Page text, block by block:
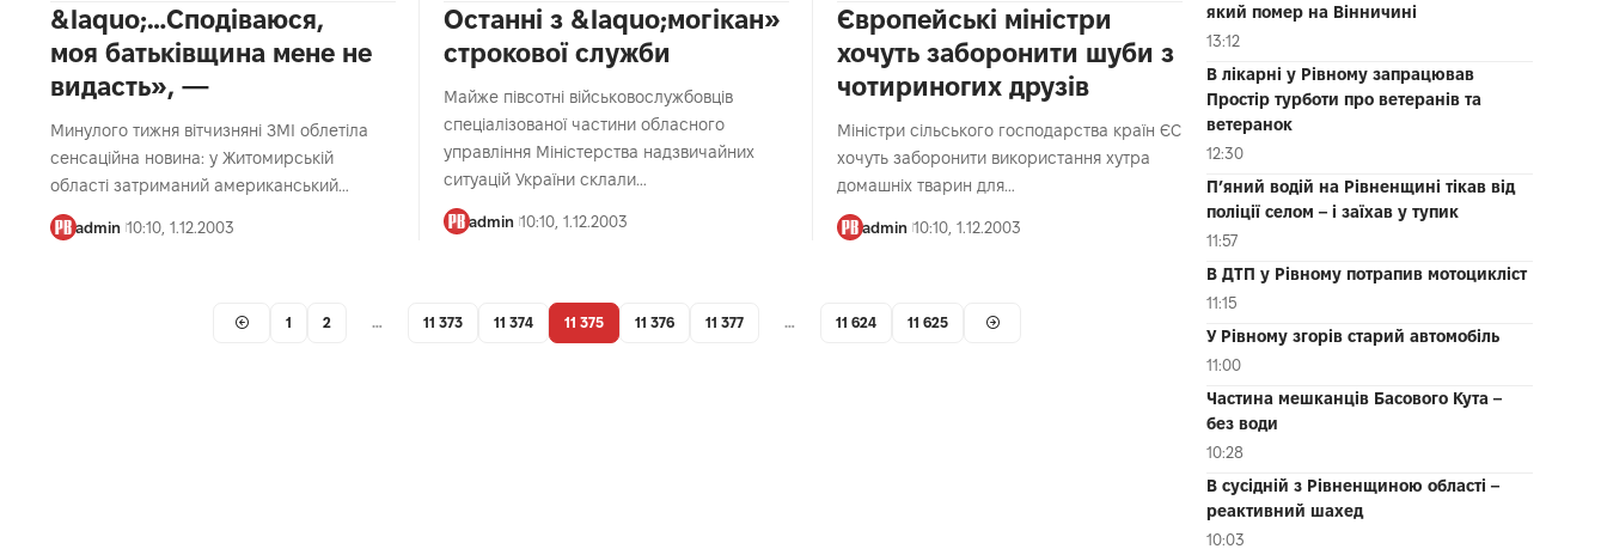
&laquo;…Сподіваюся,
моя батьківщина мене не
видасть», —
Минулого тижня вітчизняні ЗМІ облетіла
сенсаційна новина: у Житомирській
області затриманий американський…
admin 10:10, 1.12.2003
Останні з &laquo;могікан»
строкової служби
Майже півсотні військовослужбовців
спеціалізованої частини обласного
управління Міністерства надзвичайних
ситуацій України склали…
admin 10:10, 1.12.2003
Європейські міністри
хочуть заборонити шуби з
чотириногих друзів
Міністри сільського господарства країн ЄС
хочуть заборонити використання хутра
домашніх тварин для…
admin 10:10, 1.12.2003
1 2 … 11 373 11 374 11 375 11 376 11 377 … 11 624 11 625
який помер на Вінничині
13:12
В лікарні у Рівному запрацював
Простір турботи про ветеранів та
ветеранок
12:30
П’яний водій на Рівненщині тікав від
поліції селом – і заїхав у тупик
11:57
В ДТП у Рівному потрапив мотоцикліст
11:15
У Рівному згорів старий автомобіль
11:00
Частина мешканців Басового Кута –
без води
10:28
В сусідній з Рівненщиною області –
реактивний шахед
10:03